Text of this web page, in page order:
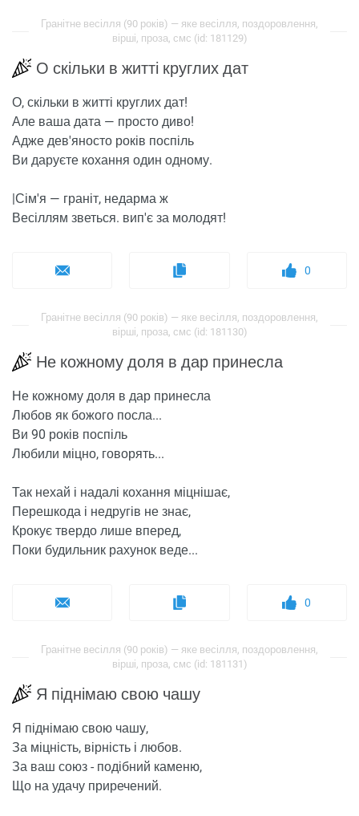
Гранітне весілля (90 років) — яке весілля, поздоровлення,
вірші, проза, смс (id: 181129)
О скільки в житті круглих дат
О, скільки в житті круглих дат!
Але ваша дата — просто диво!
Адже дев'яносто років поспіль
Ви даруєте кохання один одному.
|Сім'я — граніт, недарма ж
Весіллям зветься. вип'є за молодят!
0
Гранітне весілля (90 років) — яке весілля, поздоровлення,
вірші, проза, смс (id: 181130)
Не кожному доля в дар принесла
Не кожному доля в дар принесла
Любов як божого посла...
Ви 90 років поспіль
Любили міцно, говорять...
Так нехай і надалі кохання міцнішає,
Перешкода і недругів не знає,
Крокує твердо лише вперед,
Поки будильник рахунок веде...
0
Гранітне весілля (90 років) — яке весілля, поздоровлення,
вірші, проза, смс (id: 181131)
Я піднімаю свою чашу
Я піднімаю свою чашу,
За міцність, вірність і любов.
За ваш союз - подібний каменю,
Що на удачу приречений.